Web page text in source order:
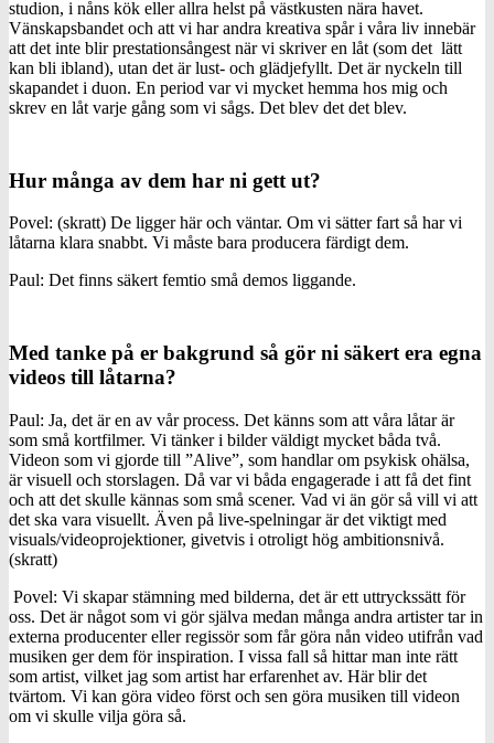
studion, i nåns kök eller allra helst på västkusten nära havet.
Vänskapsbandet och att vi har andra kreativa spår i våra liv innebär
att det inte blir prestationsångest när vi skriver en låt (som det lätt
kan bli ibland), utan det är lust- och glädjefyllt. Det är nyckeln till
skapandet i duon. En period var vi mycket hemma hos mig och
skrev en låt varje gång som vi sågs. Det blev det det blev.
Hur många av dem har ni gett ut?
Povel: (skratt) De ligger här och väntar. Om vi sätter fart så har vi
låtarna klara snabbt. Vi måste bara producera färdigt dem.
Paul: Det finns säkert femtio små demos liggande.
Med tanke på er bakgrund så gör ni säkert era egna
videos till låtarna?
Paul: Ja, det är en av vår process. Det känns som att våra låtar är
som små kortfilmer. Vi tänker i bilder väldigt mycket båda två.
Videon som vi gjorde till ”Alive”, som handlar om psykisk ohälsa,
är visuell och storslagen. Då var vi båda engagerade i att få det fint
och att det skulle kännas som små scener. Vad vi än gör så vill vi att
det ska vara visuellt. Även på live-spelningar är det viktigt med
visuals/videoprojektioner, givetvis i otroligt hög ambitionsnivå.
(skratt)
Povel: Vi skapar stämning med bilderna, det är ett uttryckssätt för
oss. Det är något som vi gör själva medan många andra artister tar in
externa producenter eller regissör som får göra nån video utifrån vad
musiken ger dem för inspiration. I vissa fall så hittar man inte rätt
som artist, vilket jag som artist har erfarenhet av. Här blir det
tvärtom. Vi kan göra video först och sen göra musiken till videon
om vi skulle vilja göra så.